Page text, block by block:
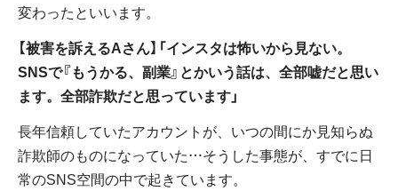
変わったといいます。
【被害を訴えるAさん】「インスタは怖いから見ない。
SNSで『もうかる、副業』とかいう話は、全部嘘だと思い
ます。全部詐欺だと思っています」
長年信頼していたアカウントが、いつの間にか見知らぬ
詐欺師のものになっていた…そうした事態が、すでに日
常のSNS空間の中で起きています。